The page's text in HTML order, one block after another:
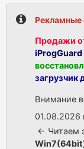
Рекламные
Продажи
iProgGuard
загрузчик
Внимание
01.08.2026
<- Читаем